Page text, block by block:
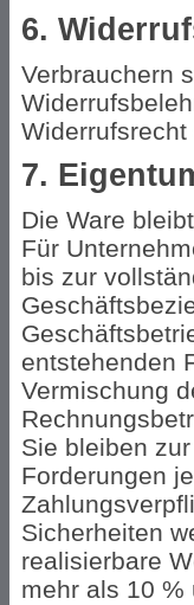
6.
Verbrauchern
Widerrufsrecht
7.
Die Ware
Für
bis zur
entstehenden
Vermischung
Sie bleiben
Forderungen
Sicherheiten
realisierbare
mehr als 10 %